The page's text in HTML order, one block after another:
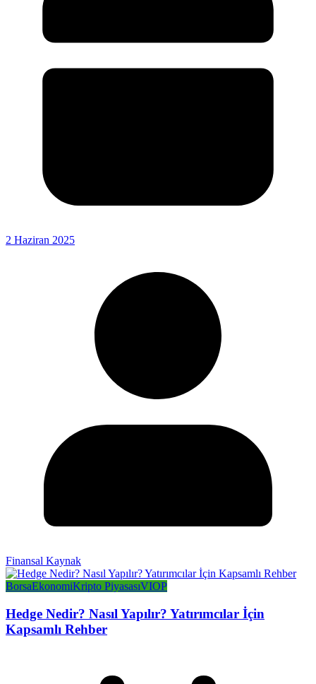
2 Haziran 2025
Finansal Kaynak
BorsaEkonomiKripto PiyasasıVIOP
Hedge Nedir? Nasıl Yapılır? Yatırımcılar İçin
Kapsamlı Rehber